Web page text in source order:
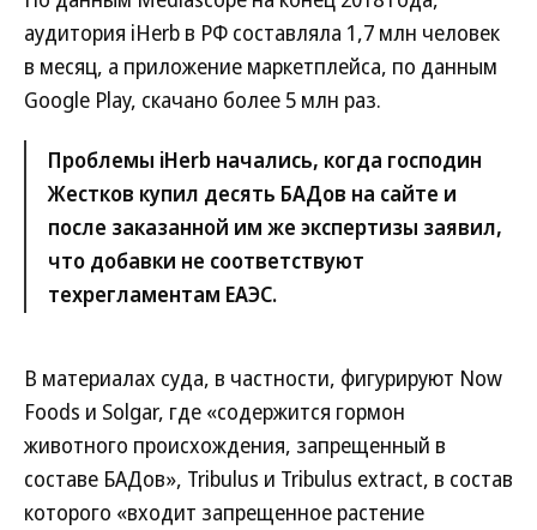
аудитория iHerb в РФ составляла 1,7 млн человек
в месяц, а приложение маркетплейса, по данным
Google Play, скачано более 5 млн раз.
Проблемы iHerb начались, когда господин
Жестков купил десять БАДов на сайте и
после заказанной им же экспертизы заявил,
что добавки не соответствуют
техрегламентам ЕАЭС.
В материалах суда, в частности, фигурируют Now
Foods и Solgar, где «содержится гормон
животного происхождения, запрещенный в
составе БАДов», Tribulus и Tribulus extract, в состав
которого «входит запрещенное растение